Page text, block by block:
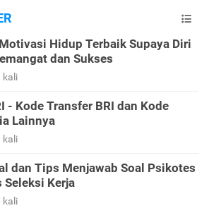
Hidup Terbaik Supaya Diri
dan Sukses
kali
- Kode Transfer BRI dan Kode
Lainnya
kali
dan Tips Menjawab Soal Psikotes
Seleksi Kerja
kali